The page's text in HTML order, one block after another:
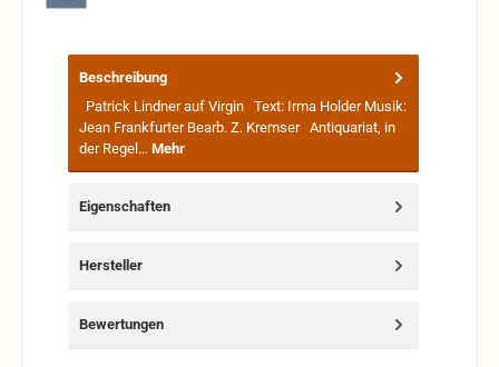
Beschreibung
Patrick Lindner auf Virgin Text: Irma Holder Musik:
Jean Frankfurter Bearb. Z. Kremser Antiquariat, in
der Regel… Mehr
Eigenschaften
Hersteller
Bewertungen